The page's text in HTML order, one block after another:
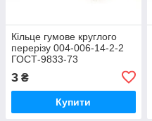
Кільце гумове круглого
перерізу 004-006-14-2-2
ГОСТ-9833-73
3 ₴
Купити